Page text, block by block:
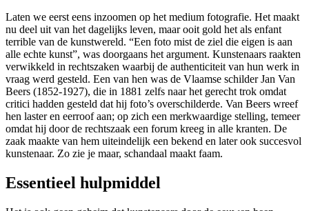
Laten we eerst eens inzoomen op het medium fotografie. Het maakt
nu deel uit van het dagelijks leven, maar ooit gold het als enfant
terrible van de kunstwereld. “Een foto mist de ziel die eigen is aan
alle echte kunst”, was doorgaans het argument. Kunstenaars raakten
verwikkeld in rechtszaken waarbij de authenticiteit van hun werk in
vraag werd gesteld. Een van hen was de Vlaamse schilder Jan Van
Beers (1852-1927), die in 1881 zelfs naar het gerecht trok omdat
critici hadden gesteld dat hij foto’s overschilderde. Van Beers wreef
hen laster en eerroof aan; op zich een merkwaardige stelling, temeer
omdat hij door de rechtszaak een forum kreeg in alle kranten. De
zaak maakte van hem uiteindelijk een bekend en later ook succesvol
kunstenaar. Zo zie je maar, schandaal maakt faam.
Essentieel hulpmiddel